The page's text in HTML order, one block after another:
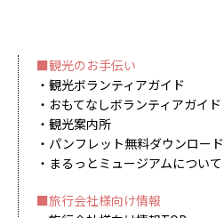
観光のお手伝い
観光ボランティアガイド
おもてなしボランティアガイド
観光案内所
パンフレット無料ダウンロード
まるっとミュージアムについて
旅行会社様向け情報